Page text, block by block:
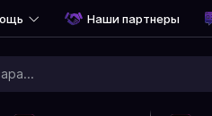
Наши партнеры